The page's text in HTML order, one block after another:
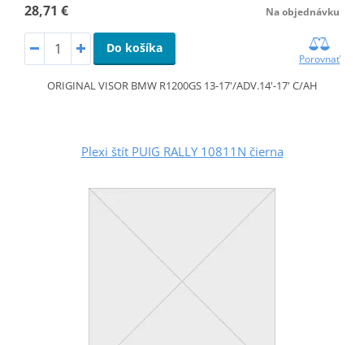
28,71 € Na objednávku
Do košíka
Porovnať
ORIGINAL VISOR BMW R1200GS 13-17'/ADV.14'-17' C/AH
Plexi štít PUIG RALLY 10811N čierna